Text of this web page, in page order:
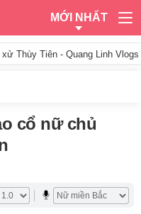
MỚI NHẤT
Thùy Tiên - Quang Linh
cổ nữ chủ